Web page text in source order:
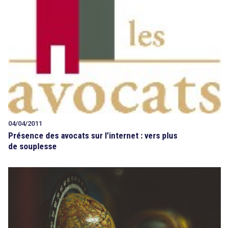
04/04/2011
Présence des avocats sur l’internet : vers plus
de souplesse